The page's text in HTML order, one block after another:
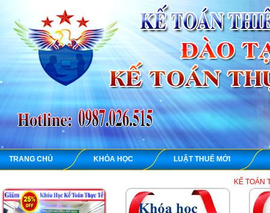
TRANG CHỦ KHÓA HỌC LUẬT THUẾ MỚI
KẾ TOÁN THIÊN ƯNG